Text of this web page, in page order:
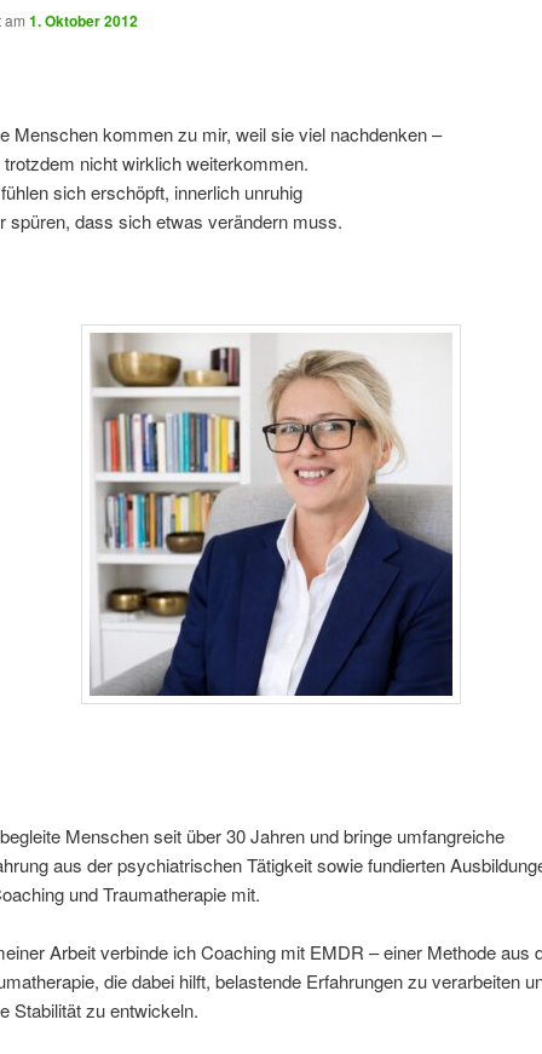
am1. Oktober 2012
Menschen kommen zu mir, weil sie viel nachdenken –
trotzdem nicht wirklich weiterkommen.
sich erschöpft, innerlich unruhig
spüren, dass sich etwas verändern muss.
Menschen seit über 30 Jahren und bringe umfangreiche
aus der psychiatrischen Tätigkeit sowie fundierten
und Traumatherapie mit.
Arbeit verbinde ich Coaching mit EMDR – einer Methode aus
die dabei hilft, belastende Erfahrungen zu verarbeiten
Stabilität zu entwickeln.